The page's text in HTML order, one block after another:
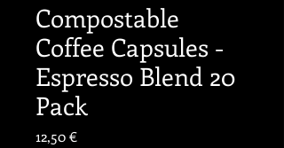
Compostable
Coffee Capsules -
Espresso Blend 20
Pack
12,50 €Prezzo